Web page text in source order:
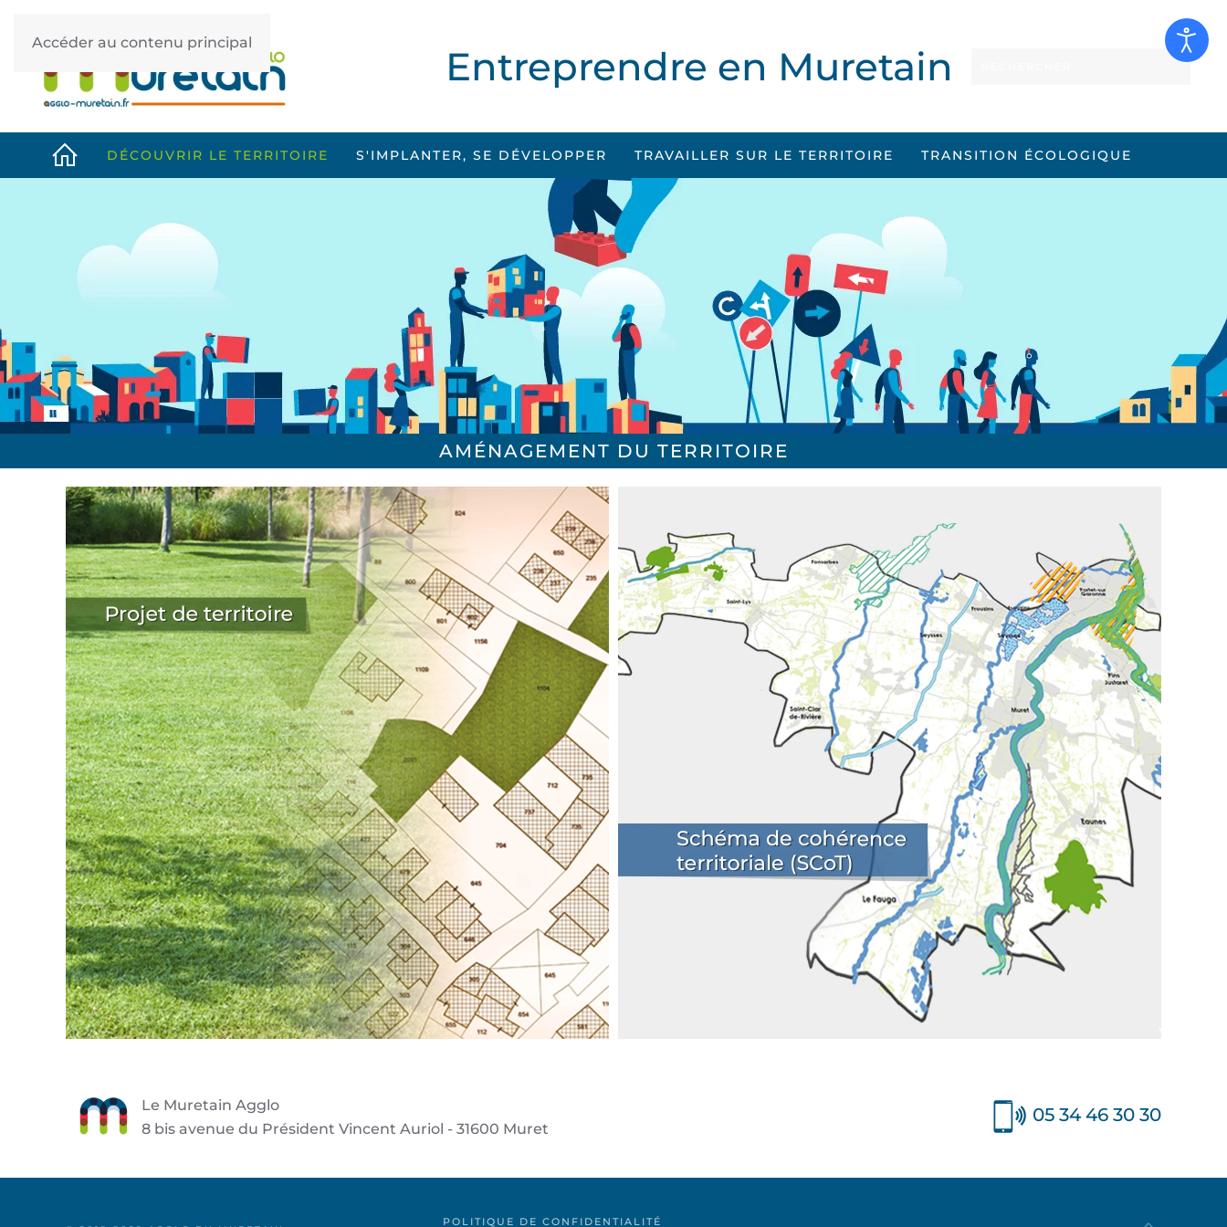
Accéder au contenu principal Entreprendre en Muretain
DÉCOUVRIR LE TERRITOIRE S'IMPLANTER, SE DÉVELOPPER TRAVAILLER SUR LE TERRITOIRE TRANSITION ÉCOLOGIQUE
AMÉNAGEMENT DU TERRITOIRE
Le Muretain Agglo
8 bis avenue du Président Vincent Auriol - 31600 Muret
05 34 46 30 30
POLITIQUE DE CONFIDENTIALITÉ